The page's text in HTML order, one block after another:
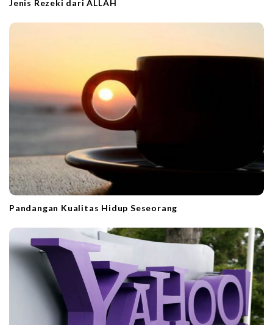
Jenis Rezeki dari ALLAH
Pandangan Kualitas Hidup Seseorang